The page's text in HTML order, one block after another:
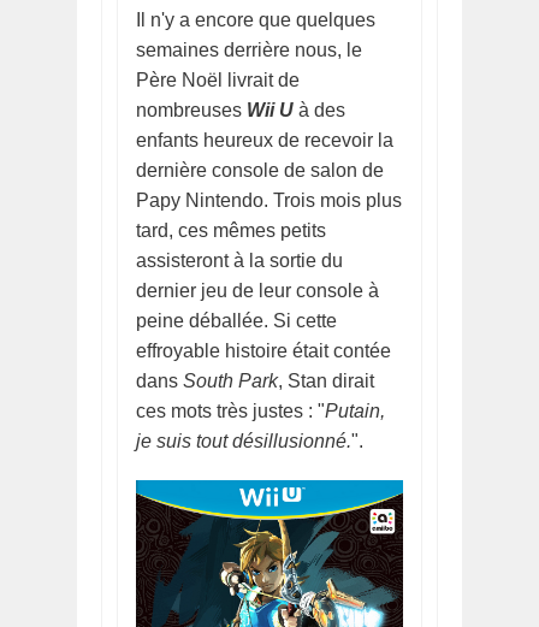
Il n'y a encore que quelques
semaines derrière nous, le
Père Noël livrait de
nombreuses Wii U à des
enfants heureux de recevoir la
dernière console de salon de
Papy Nintendo. Trois mois plus
tard, ces mêmes petits
assisteront à la sortie du
dernier jeu de leur console à
peine déballée. Si cette
effroyable histoire était contée
dans South Park, Stan dirait
ces mots très justes : "Putain,
je suis tout désillusionné.".